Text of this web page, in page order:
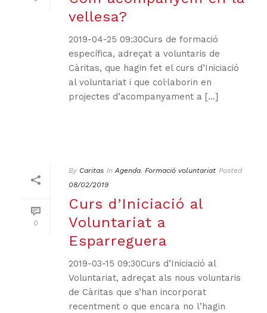
vellesa?
2019-04-25 09:30Curs de formació
específica, adreçat a voluntaris de
Càritas, que hagin fet el curs d’Iniciació
al voluntariat i que col·laborin en
projectes d’acompanyament a [...]
0
By Caritas In Agenda, Formació voluntariat Posted
08/02/2019
Curs d’Iniciació al
Voluntariat a
Esparreguera
2019-03-15 09:30Curs d’Iniciació al
Voluntariat, adreçat als nous voluntaris
de Càritas que s’han incorporat
recentment o que encara no l’hagin